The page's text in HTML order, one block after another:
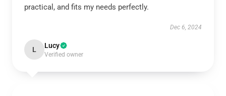
practical, and fits my needs perfectly.
Dec 6, 2024
L Lucy
Verified owner